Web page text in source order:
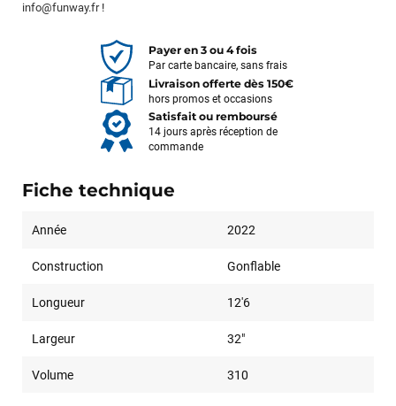
info@funway.fr!
Payer en 3 ou 4 fois
Par carte bancaire, sans frais
Livraison offerte dès 150€
hors promos et occasions
Satisfait ou remboursé
14 jours après réception de
commande
Fiche technique
Année 2022
Construction Gonflable
Longueur 12'6
Largeur 32"
Volume 310